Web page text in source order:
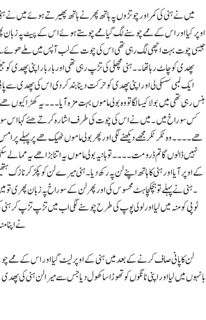
میں نے ہنی کی کمر اور چوتڑوں پہ ہاتھ پھرنے ہاتھ پھیرتے ہوئے میں نے
اوپر کیا اور اس کے ممے چوسنے لگ گیا ممے چوستے ہوئے اس کے پیٹ پہ زبان
جیسی چوت بہت اچھی لگ رہی تھی اس کی چوت کے لب آپس میں ملے ھوئے تھے
پھدی کو چاٹ رہا تھا ۔ ۔ ہنی مچھلی کی تڑپ رہی تھی اور بار بار اپنی پھدی
ایک لمبی سسکی لی اور اپنی پھدی کو حرکت دینا بند کر دی اس کی پھدی سے
ہنس رہی تھی میں بولا کیسا لگا تو وہ بولی ماموں بہت مزہ آیا ۔ ۔ ۔ یہ کھڑا
کس سوراخ میں۔ میں نے اس کی چوت کی طرف اشارہ کرتے ھئے کہا اس سوراخ
ھے ۔ ۔ ۔ ۔ وہ ٹکر ٹکر مجھے دیکھنے لگی اور پھر بولی ماموں ٹھیک ھے پر پہلے
نہیں ڈالوں گا تم ڈرو مت ۔۔۔۔تو ہانیہ بولی ماموں یہ اتنا بڑا ھے یہ مما
کے اوپر آیا اور ہنی کا ہاتھ اپنے لن پہ رکھ دیا ۔ ہنی میرے لن کو پکڑ کر
۔ ہنی نے پہلے تو ہچکچاہٹ محسوس کی اور پھر لن کے سوراخ پہ زبان پھری
ٹوپی کو منہ میں لیا اور لولی پوپ کی طرح چوسنے لگی اب میں تڑپ تڑپ کر
نے اپنا
لن کا پانی صاف کرنے کے بعد میں ہنی کے اوپر لیٹ گیا اور اس کے ممے
بانہوں میں لیا اور اپنی ٹانگوں کو تھوڑا سا کھول دیا جس سے میرا لن ہنی کی